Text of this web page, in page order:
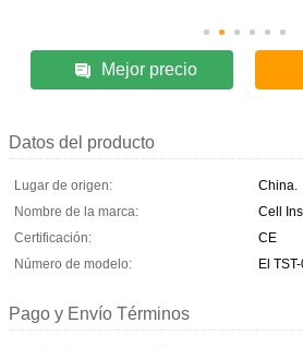
Mejor precio
Datos del producto
Lugar de origen:
China.
Nombre de la marca:
Cell
Certificación:
CE
Número de modelo:
El
Pago y Envío Términos